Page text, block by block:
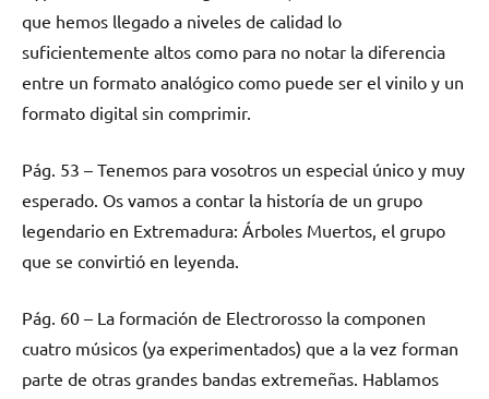
que hemos llegado a niveles de calidad lo
suficientemente altos como para no notar la diferencia
entre un formato analógico como puede ser el vinilo y un
formato digital sin comprimir.
Pág. 53 – Tenemos para vosotros un especial único y muy
esperado. Os vamos a contar la historía de un grupo
legendario en Extremadura: Árboles Muertos, el grupo
que se convirtió en leyenda.
Pág. 60 – La formación de Electrorosso la componen
cuatro músicos (ya experimentados) que a la vez forman
parte de otras grandes bandas extremeñas. Hablamos